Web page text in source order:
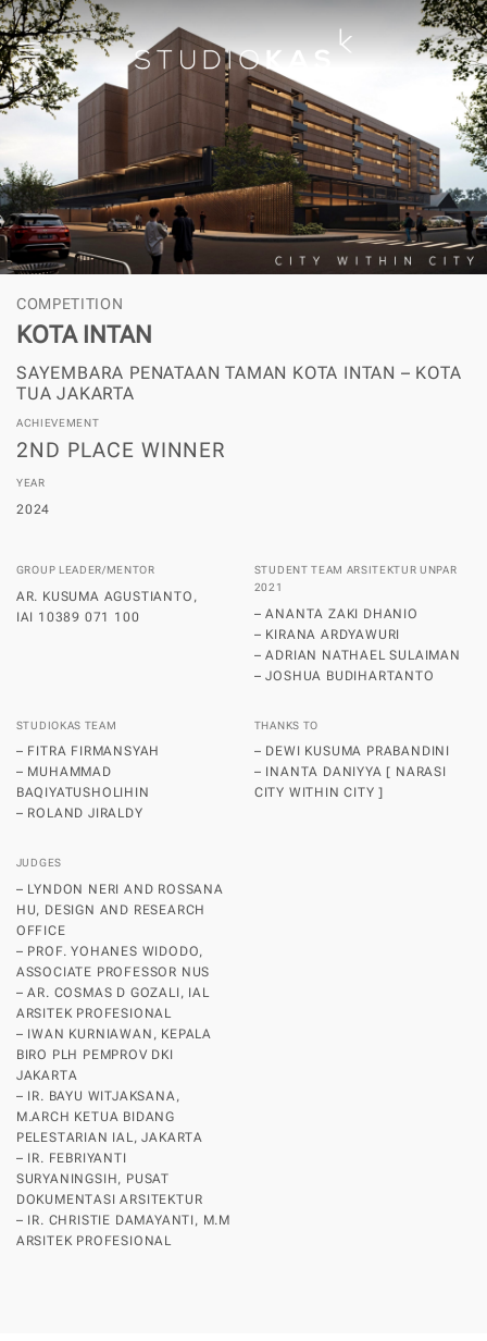
Skip
to
content
COMPETITION
KOTA INTAN
SAYEMBARA PENATAAN TAMAN KOTA INTAN – KOTA
TUA JAKARTA
ACHIEVEMENT
2ND PLACE WINNER
YEAR
2024
GROUP LEADER/MENTOR
AR. KUSUMA AGUSTIANTO,
IAI 10389 071 100
STUDENT TEAM ARSITEKTUR UNPAR
2021
– ANANTA ZAKI DHANIO
– KIRANA ARDYAWURI
– ADRIAN NATHAEL SULAIMAN
– JOSHUA BUDIHARTANTO
STUDIOKAS TEAM
– FITRA FIRMANSYAH
– MUHAMMAD
BAQIYATUSHOLIHIN
– ROLAND JIRALDY
THANKS TO
– DEWI KUSUMA PRABANDINI
– INANTA DANIYYA [ NARASI
CITY WITHIN CITY ]
JUDGES
– LYNDON NERI AND ROSSANA
HU, DESIGN AND RESEARCH
OFFICE
– PROF. YOHANES WIDODO,
ASSOCIATE PROFESSOR NUS
– AR. COSMAS D GOZALI, IAL
ARSITEK PROFESIONAL
– IWAN KURNIAWAN, KEPALA
BIRO PLH PEMPROV DKI
JAKARTA
– IR. BAYU WITJAKSANA,
M.ARCH KETUA BIDANG
PELESTARIAN IAL, JAKARTA
– IR. FEBRIYANTI
SURYANINGSIH, PUSAT
DOKUMENTASI ARSITEKTUR
– IR. CHRISTIE DAMAYANTI, M.M
ARSITEK PROFESIONAL